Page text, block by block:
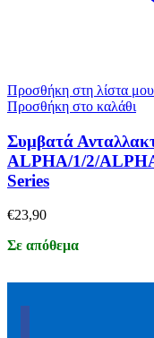
Προσθήκη στη λίστα μου
Προσθήκη στο καλάθι
Συμβατά
ALPHA/1/2/
Series
€23,90
Σε απόθεμα